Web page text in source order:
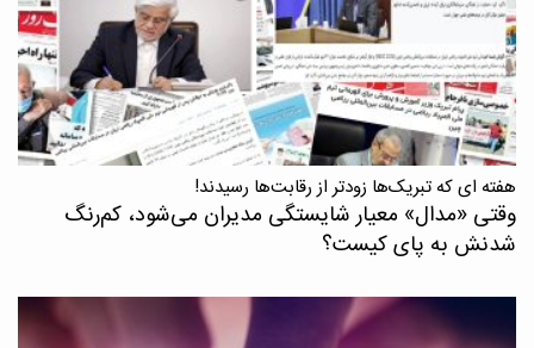
هفته ای که تبریک‌ها زودتر از رقابت‌ها رسیدند!
وقتی «مدال‌» معیار شایستگی مدیران می‌شود، کم‌رنگ
شدنش به پای کیست؟